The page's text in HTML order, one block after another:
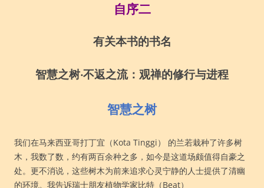
自序二
有关本书的书名
智慧之树‧不返之流：观禅的修行与进程
智慧之树
我们在马来西亚哥打丁宜（Kota Tinggi） 的兰若栽种了许多树
木，我数了数，约有两百余种之多，如今是这道场颇值得自豪之
处。更不消说，这些树木为前来追求心灵宁静的人士提供了清幽
的环境。我告诉瑞士朋友植物学家比特（Beat）